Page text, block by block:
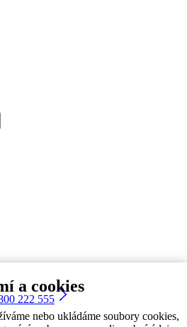
a cookies
nebo ukládáme soubory cookies,
222 555